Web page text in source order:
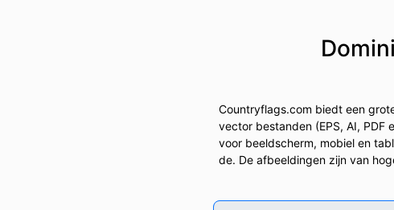
Countryflags.com biedt een
vector bestanden (EPS, AI, PDF
voor beeldscherm, mobiel en
de. De afbeeldingen zijn van